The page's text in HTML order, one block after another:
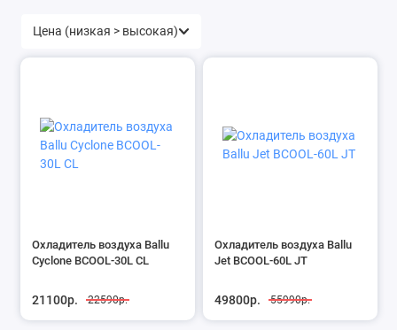
Охладитель воздуха Ballu
Cyclone BCOOL-30L CL
21100р. 22590р.
Охладитель воздуха Ballu
Jet BCOOL-60L JT
49800р. 55990р.